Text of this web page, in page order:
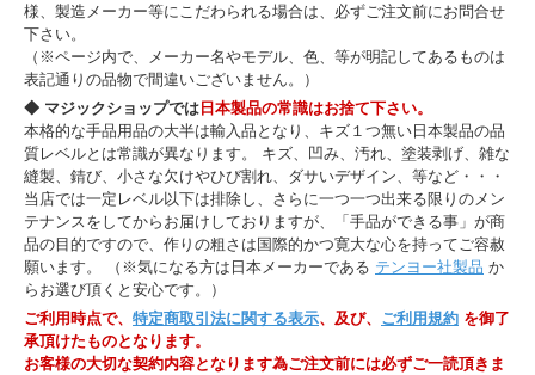
様、製造メーカー等にこだわられる場合は、必ずご注文前にお問合せ
下さい。
（※ページ内で、メーカー名やモデル、色、等が明記してあるものは
表記通りの品物で間違いございません。）
◆ マジックショップでは日本製品の常識はお捨て下さい。
本格的な手品用品の大半は輸入品となり、キズ１つ無い日本製品の品
質レベルとは常識が異なります。 キズ、凹み、汚れ、塗装剥げ、雑な
縫製、錆び、小さな欠けやひび割れ、ダサいデザイン、等など・・・
当店では一定レベル以下は排除し、さらに一つ一つ出来る限りのメン
テナンスをしてからお届けしておりますが、「手品ができる事」が商
品の目的ですので、作りの粗さは国際的かつ寛大な心を持ってご容赦
願います。 （※気になる方は日本メーカーである テンヨー社製品 か
らお選び頂くと安心です。）
ご利用時点で、 特定商取引法に関する表示、及び、 ご利用規約 を御了
承頂けたものとなります。
お客様の大切な契約内容となります為ご注文前には必ずご一読頂きま